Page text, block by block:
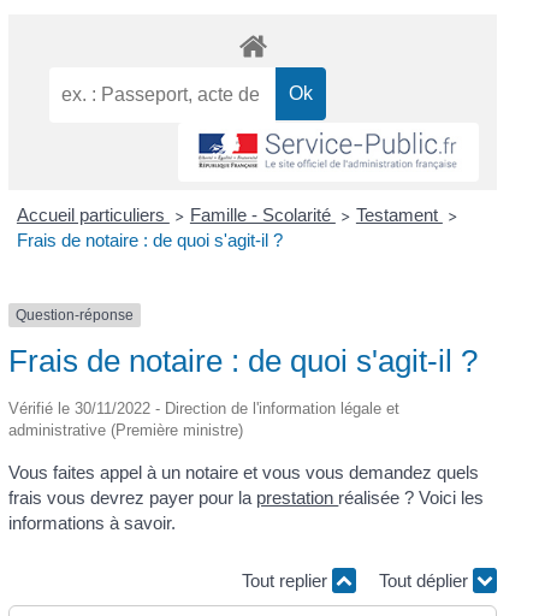
Accueil particuliers > Famille - Scolarité > Testament >
Frais de notaire : de quoi s'agit-il ?
Question-réponse
Frais de notaire : de quoi s'agit-il ?
Vérifié le 30/11/2022 - Direction de l'information légale et
administrative (Première ministre)
Vous faites appel à un notaire et vous vous demandez quels
frais vous devrez payer pour la prestation réalisée ? Voici les
informations à savoir.
Tout replier Tout déplier